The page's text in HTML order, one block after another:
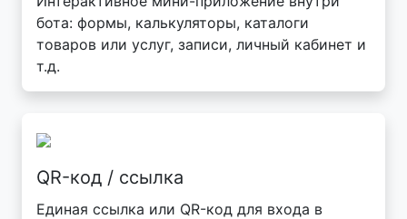
бота: формы, калькуляторы, каталоги
товаров или услуг, записи, личный кабинет и
т.д.
QR-код / ссылка
Единая ссылка или QR-код для входа в